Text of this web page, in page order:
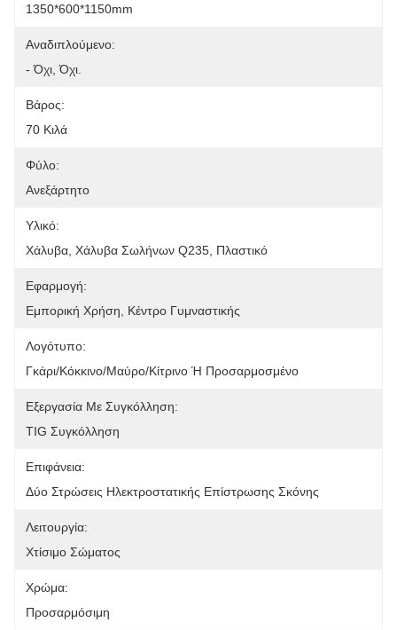
1350*600*1150mm
Αναδιπλούμενο:
- Όχι, Όχι.
Βάρος:
70 Κιλά
Φύλο:
Ανεξάρτητο
Υλικό:
Χάλυβα, Χάλυβα Σωλήνων Q235, Πλαστικό
Εφαρμογή:
Εμπορική Χρήση, Κέντρο Γυμναστικής
Λογότυπο:
Γκάρι/κόκκινο/μαύρο/κίτρινο Ή Προσαρμοσμένο
Εξεργασία Με Συγκόλληση:
TIG Συγκόλληση
Επιφάνεια:
Δύο Στρώσεις Ηλεκτροστατικής Επίστρωσης Σκόνης
Λειτουργία:
Χτίσιμο Σώματος
Χρώμα:
Προσαρμόσιμη